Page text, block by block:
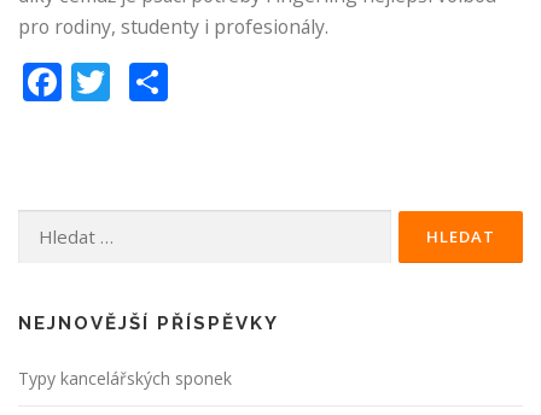
pro rodiny, studenty i profesionály.
Facebook
Twitter
Vyhledávání
NEJNOVĚJŠÍ PŘÍSPĚVKY
Typy kancelářských sponek